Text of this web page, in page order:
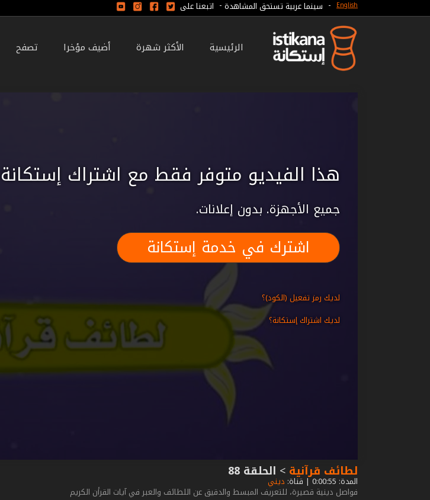
English
- سينما عربية تستحق المشاهدة - اتبعنا على
الرئيسية الأكثر شهرة أضيف مؤخرا تصفح
هذا الفيديو متوفر فقط مع اشتراك إستكانة
جميع الأجهزة. بدون إعلانات.
اشترك في خدمة إستكانة
لديك رمز تفعيل (الكود)؟
لديك اشتراك إستكانة؟
لطائف قرآنية > الحلقة 88
المدة: 0:00:55 | قناة: ديني
فواصل دينية قصيرة، للتعريف المبسط والدقيق عن اللطائف والعبر في آيات القرأن الكريم